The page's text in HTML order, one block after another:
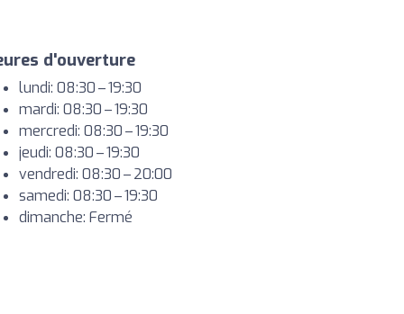
d'ouverture
lundi: 08:30 – 19:30
mardi: 08:30 – 19:30
mercredi: 08:30 – 19:30
jeudi: 08:30 – 19:30
vendredi: 08:30 – 20:00
samedi: 08:30 – 19:30
dimanche: Fermé